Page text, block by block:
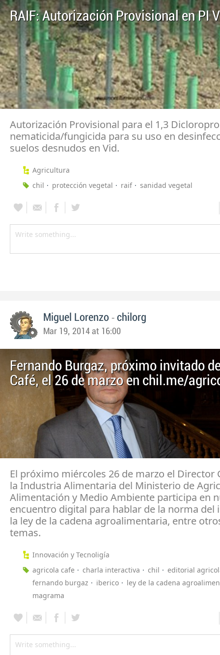
RAIF: Autorización Provisional en PI
Autorización Provisional para el 1,3
nematicida/fungicida para su uso en
suelos desnudos en Vid.
Agricultura
chil
protección vegetal raif sanidad vegetal
Miguel Lorenzo - chilorg
Mar 19, 2014 at 16:00
Fernando Burgaz, próximo invitado
Café, el 26 de marzo en chil.me/
El próximo miércoles 26 de marzo el Director
la Industria Alimentaria del Ministerio de
Alimentación y Medio Ambiente participa en
encuentro digital para hablar de la norma del
la ley de la cadena agroalimentaria, entre
temas.
Innovación y Tecnoligía
agricola cafe
charla interactiva chil
editorial
fernando burgaz
iberico
ley de la cadena
magrama